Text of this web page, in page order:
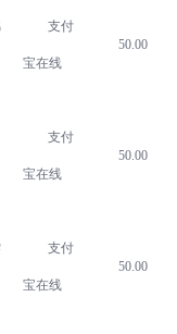
支付
宝在线
50.00
支付
宝在线
50.00
支付
宝在线
50.00